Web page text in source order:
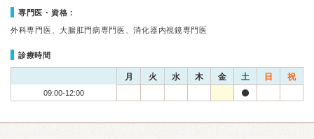
専門医・資格：
外科専門医、大腸肛門病専門医、消化器内視鏡専門医
診療時間
月 火 水 木 金 土 日 祝
09:00-12:00